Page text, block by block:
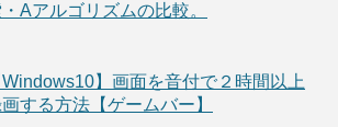
Aアルゴリズムの比較。
Windows10】画面を音付で２時間以上
する方法【ゲームバー】